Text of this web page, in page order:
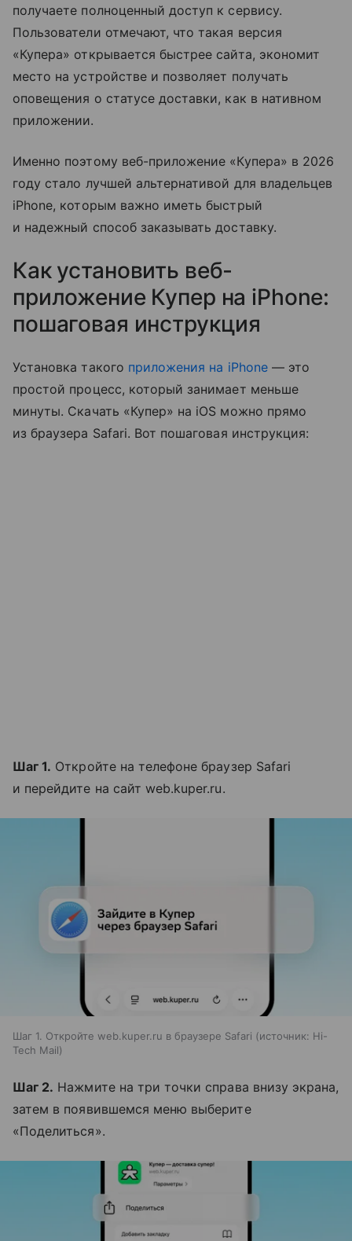
получаете полноценный доступ к сервису.
Пользователи отмечают, что такая версия
«Купера» открывается быстрее сайта, экономит
место на устройстве и позволяет получать
оповещения о статусе доставки, как в нативном
приложении.
Именно поэтому веб-приложение «Купера» в 2026
году стало лучшей альтернативой для владельцев
iPhone, которым важно иметь быстрый
и надежный способ заказывать доставку.
Как установить веб-
приложение Купер на iPhone:
пошаговая инструкция
Установка такого приложения на iPhone— это
простой процесс, который занимает меньше
минуты. Скачать «Купер» на iOS можно прямо
из браузера Safari. Вот пошаговая инструкция:
Шаг 1. Откройте на телефоне браузер Safari
и перейдите на сайт web.kuper.ru.
Шаг 1. Откройте web.kuper.ru в браузере Safari источник: Hi-
Tech Mail
Шаг 2. Нажмите на три точки справа внизу экрана,
затем в появившемся меню выберите
«Поделиться».